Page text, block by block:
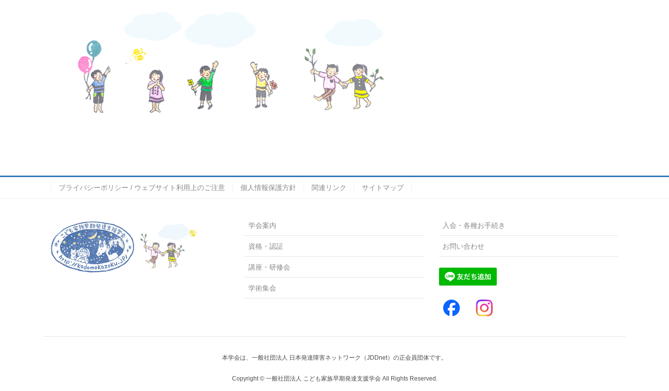
プライバシーポリシー / ウェブサイト利用上のご注意 個人情報保護方針 関連リンク サイトマップ
学会案内
資格・認証
講座・研修会
学術集会
入会・各種お手続き
お問い合わせ
本学会は、一般社団法人 日本発達障害ネットワーク（JDDnet）の正会員団体です。
Copyright © 一般社団法人 こども家族早期発達支援学会 All Rights Reserved.